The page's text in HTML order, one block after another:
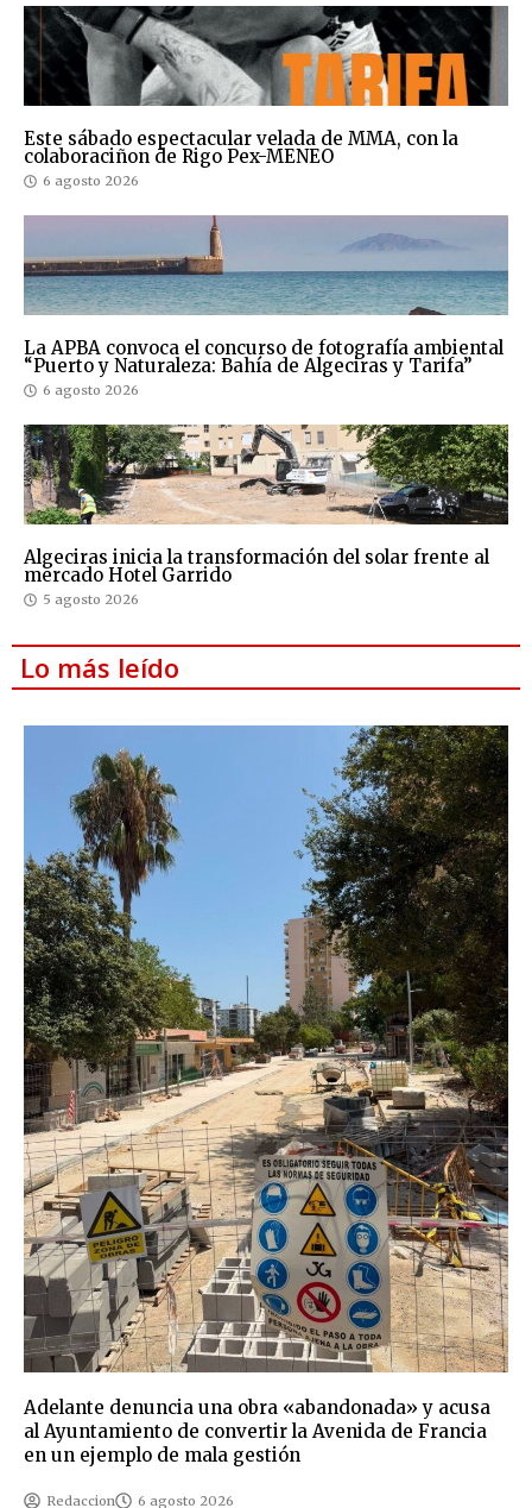
Este sábado espectacular velada de MMA, con la
colaboraciñon de Rigo Pex-MENEO
6 agosto 2026
La APBA convoca el concurso de fotografía ambiental
“Puerto y Naturaleza: Bahía de Algeciras y Tarifa”
6 agosto 2026
Algeciras inicia la transformación del solar frente al
mercado Hotel Garrido
5 agosto 2026
Lo más leído
Adelante denuncia una obra «abandonada» y acusa
al Ayuntamiento de convertir la Avenida de Francia
en un ejemplo de mala gestión
Redaccion 6 agosto 2026